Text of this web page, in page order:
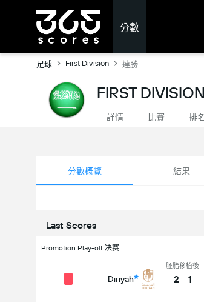
分數
足球 First Division 連勝
FIRST
詳情 比賽 排
分數概覽 結果
Last Scores
Promotion Play-off 决赛
Diriyah
胚胎移植後
2 - 1